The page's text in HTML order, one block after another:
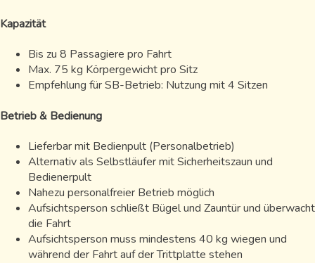
Kapazität
Bis zu 8 Passagiere pro Fahrt
Max. 75 kg Körpergewicht pro Sitz
Empfehlung für SB-Betrieb: Nutzung mit 4 Sitzen
Betrieb & Bedienung
Lieferbar mit Bedienpult (Personalbetrieb)
Alternativ als Selbstläufer mit Sicherheitszaun und
Bedienerpult
Nahezu personalfreier Betrieb möglich
Aufsichtsperson schließt Bügel und Zauntür und überwacht
die Fahrt
Aufsichtsperson muss mindestens 40 kg wiegen und
während der Fahrt auf der Trittplatte stehen